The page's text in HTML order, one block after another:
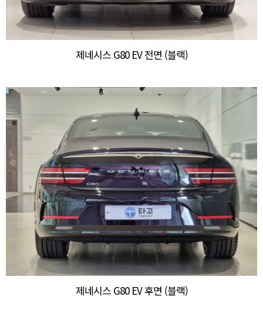
제네시스 G80 EV 전면 (블랙)
제네시스 G80 EV 후면 (블랙)